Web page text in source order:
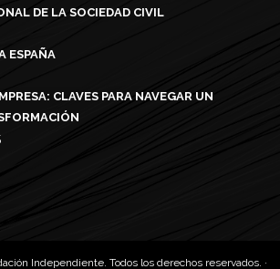
DE LA SOCIEDAD CIVIL
ESPAÑA
CLAVES PARA NAVEGAR UN
Independiente. Todos los derechos reservados. ·